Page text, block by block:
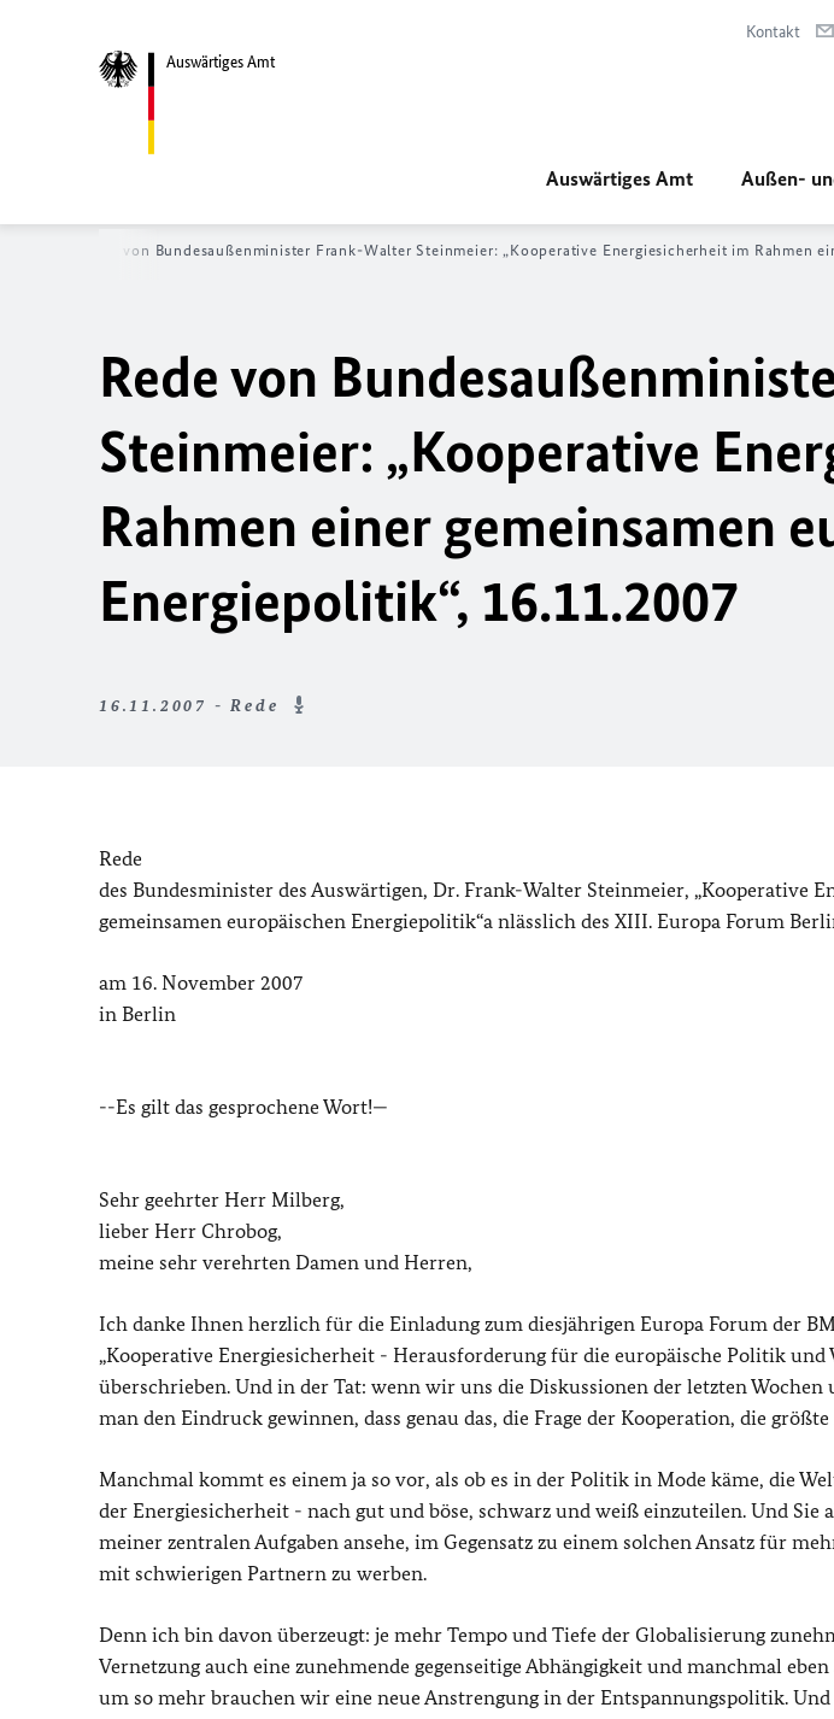
Auswärtiges Amt
Kontakt
Auswärtiges Amt Außen-
Rede von Bundesaußenminister Frank-Walter Steinmeier: „Kooperative Energiesicherheit im Rahmen
Rede von
Steinmeier: „Kooperative
Rahmen einer gemeinsamen
Energiepolitik“, 16.11.2007
16.11.2007 - Rede
Rede
des Bundesminister des Auswärtigen, Dr. Frank-Walter Steinmeier, „Kooperative
gemeinsamen europäischen Energiepolitik“a nlässlich des XIII. Europa Forum
am 16. November 2007
in Berlin
--Es gilt das gesprochene Wort!—
Sehr geehrter Herr Milberg,
lieber Herr Chrobog,
meine sehr verehrten Damen und Herren,
Ich danke Ihnen herzlich für die Einladung zum diesjährigen Europa Forum der
„Kooperative Energiesicherheit - Herausforderung für die europäische Politik und
überschrieben. Und in der Tat: wenn wir uns die Diskussionen der letzten
man den Eindruck gewinnen, dass genau das, die Frage der Kooperation, die
Manchmal kommt es einem ja so vor, als ob es in der Politik in Mode käme, die
der Energiesicherheit - nach gut und böse, schwarz und weiß einzuteilen. Und Sie
meiner zentralen Aufgaben ansehe, im Gegensatz zu einem solchen Ansatz für
mit schwierigen Partnern zu werben.
Denn ich bin davon überzeugt: je mehr Tempo und Tiefe der Globalisierung
Vernetzung auch eine zunehmende gegenseitige Abhängigkeit und manchmal
um so mehr brauchen wir eine neue Anstrengung in der Entspannungspolitik.